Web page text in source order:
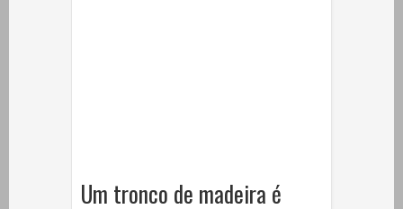
Um tronco de madeira é